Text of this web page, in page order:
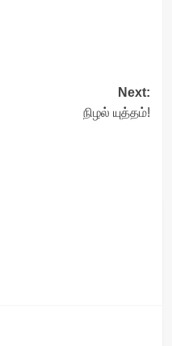
Next:
நிழல் யுத்தம்!